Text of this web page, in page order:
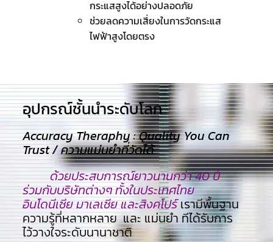
กระแสสูงได้อย่างปลอดภัย
ช่วยลดความเสี่ยงในการวัดกระแส
ไฟฟ้าสูงโดยตรง
อุปกรณ์ชั้นนำระดับโลก​
Accuracy Theraphy : Quality You Can
Trust / ความแม่นยำที่วัดได้
ด้วยประสบการณ์ยาวนานกว่า 40 ปี
ร่วมกับบริษัทต่างๆ ทั้งในประเทศไทย
อินโดนีเซีย มาเลเซีย และสิงคโปร์เรามีพื้นฐาน
ความรู้ที่หลากหลาย และ แม่นยำ ทีไ่ด้รับการ
ไว้วางใจระดับนานาชาติ